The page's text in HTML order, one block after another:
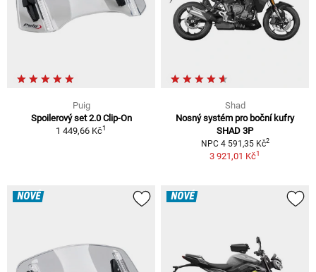
Puig
Spoilerový set 2.0 Clip-On
1 449,66 Kč1
Shad
Nosný systém pro boční kufry
SHAD 3P
NPC 4 591,35 Kč2
3 921,01 Kč1
NOVÉ NOVÉ